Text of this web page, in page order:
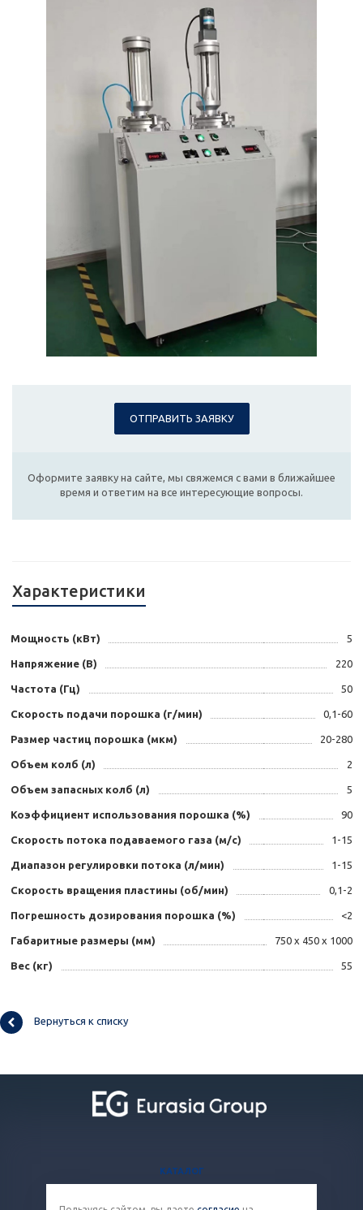
ОТПРАВИТЬ ЗАЯВКУ
Оформите заявку на сайте, мы свяжемся с вами в ближайшее
время и ответим на все интересующие вопросы.
Характеристики
Мощность (кВт) 5
Напряжение (В) 220
Частота (Гц) 50
Скорость подачи порошка (г/мин) 0,1-60
Размер частиц порошка (мкм) 20-280
Объем колб (л) 2
Объем запасных колб (л) 5
Коэффициент использования порошка (%) 90
Скорость потока подаваемого газа (м/с) 1-15
Диапазон регулировки потока (л/мин) 1-15
Скорость вращения пластины (об/мин) 0,1-2
Погрешность дозирования порошка (%) <2
Габаритные размеры (мм) 750 х 450 х 1000
Вес (кг) 55
Вернуться к списку
КАТАЛОГ